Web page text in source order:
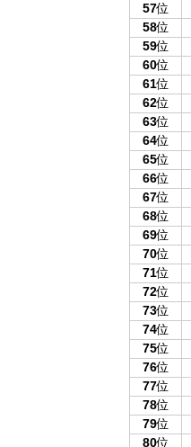
57位
58位
59位
60位
61位
62位
63位
64位
65位
66位
67位
68位
69位
70位
71位
72位
73位
74位
75位
76位
77位
78位
79位
80位